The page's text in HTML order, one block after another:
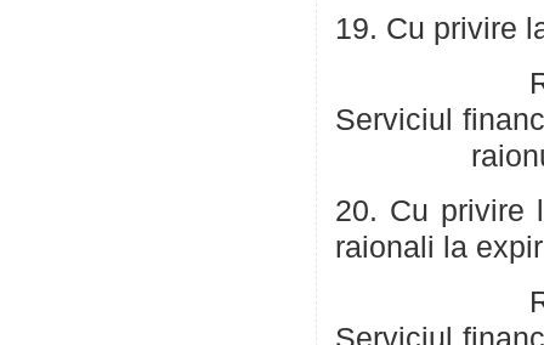
19. Cu privire
Serviciul
20. Cu privire
raionali la
Serviciul